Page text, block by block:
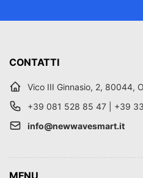
CONTATTI
Vico III Ginnasio, 2, 80044,
+39 081 528 85 47 | +39
info@newwavesmart.it